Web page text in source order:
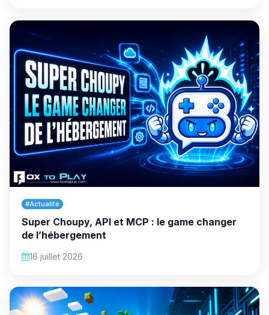
#Actualité
Super Choupy, API et MCP : le game changer
de l’hébergement
16 juillet 2026